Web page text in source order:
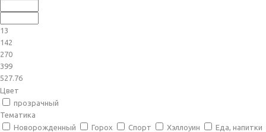
13
142
270
399
527.76
Цвет
прозрачный
Тематика
Новорожденный
Горох Спорт Хэллоуин
Еда, напитки